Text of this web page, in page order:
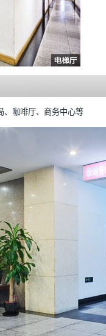
、咖啡厅、商务中心等